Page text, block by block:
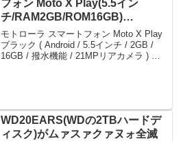
フォン Moto X Play(5.5イン
チ/RAM2GB/ROM16GB)
AP3597AE7J4 ブラック が特選
タイムセールで23,800円！
モトローラ スマートフォン Moto X Play
ブラック ( Android / 5.5インチ / 2GB /
16GB / 撥水機能 / 21MPリアカメラ ) 国
WD20EARS(WDの2TBハードデ
ィスク)がムァスァクァヌォ全滅